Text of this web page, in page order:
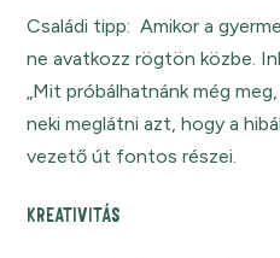
Családi tipp: Amikor a
ne avatkozz rögtön közbe.
„Mit próbálhatnánk még
neki meglátni azt, hogy a
vezető út fontos részei.
KREATIVITÁS